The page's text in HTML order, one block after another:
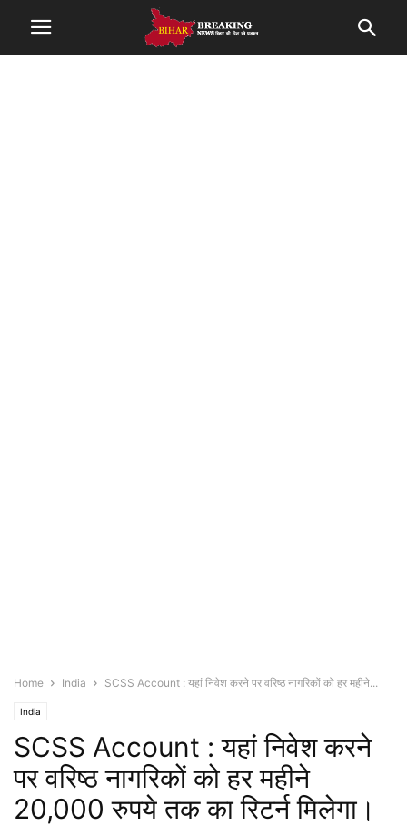
Home India SCSS Account : यहां निवेश करने पर वरिष्ठ नागरिकों को हर महीने...
India
SCSS Account : यहां निवेश करने
पर वरिष्ठ नागरिकों को हर महीने
20,000 रुपये तक का रिटर्न मिलेगा।